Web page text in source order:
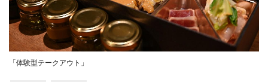
「体験型テークアウト」